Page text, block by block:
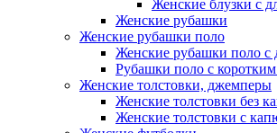
Женские блузки с
Женские рубашки
Женские рубашки поло
Женские рубашки поло
Рубашки поло с
Женские толстовки, джемперы
Женские толстовки без
Женские толстовки с